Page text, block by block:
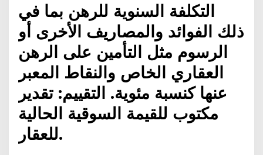
التكلفة السنوية للرهن بما في
ذلك الفوائد والمصاريف الأخرى أو
الرسوم مثل التأمين على الرهن
العقاري الخاص والنقاط المعبر
عنها كنسبة مئوية. التقييم: تقدير
مكتوب للقيمة السوقية الحالية
للعقار.